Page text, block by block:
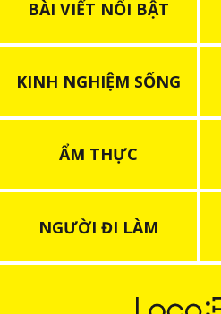
BÀI VIẾT NỔI BẬT
KINH NGHIỆM SỐNG
ẨM THỰC
NGƯỜI ĐI LÀM